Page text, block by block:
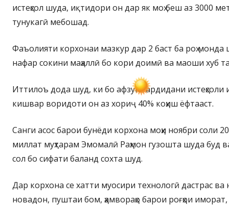
истеҳсол шуда, иқтидори он дар як моҳ беш аз 3000
тунукагӣ мебошад.
Фаъолияти корхонаи мазкур дар 2 баст ба роҳ
нафар сокини маҳаллӣ бо кори доимӣ ва маоши хуб
Иттилоъ дода шуд, ки бо афзун гардидани истеҳсоли
кишвар воридоти он аз хориҷ 40% коҳиш ёфтааст.
Санги асос барои бунёди корхона моҳи ноябри соли
миллат муҳтарам Эмомалӣ Раҳмон гузошта шуда буд
сол бо сифати баланд сохта шуд.
Дар корхона се хатти муосири технологӣ дастрас ва
новадон, пуштаи бом, ҳамвораҳо барои роғҳои